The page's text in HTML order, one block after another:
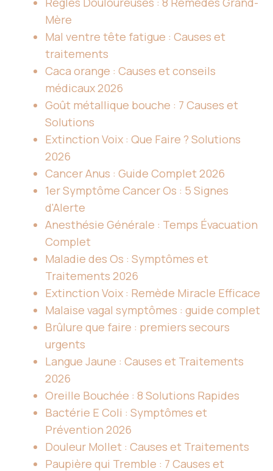
Mère
Mal ventre tête fatigue : Causes et
traitements
Caca orange : Causes et conseils
médicaux 2026
Goût métallique bouche : 7 Causes et
Solutions
Extinction Voix : Que Faire ? Solutions
2026
Cancer Anus : Guide Complet 2026
1er Symptôme Cancer Os : 5 Signes
d'Alerte
Anesthésie Générale : Temps Évacuation
Complet
Maladie des Os : Symptômes et
Traitements 2026
Extinction Voix : Remède Miracle Efficace
Malaise vagal symptômes : guide complet
Brûlure que faire : premiers secours
urgents
Langue Jaune : Causes et Traitements
2026
Oreille Bouchée : 8 Solutions Rapides
Bactérie E Coli : Symptômes et
Prévention 2026
Douleur Mollet : Causes et Traitements
Paupière qui Tremble : 7 Causes et